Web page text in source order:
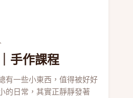
｜手作課程
有一些小東西，值得被好好
的日常，其實正靜靜發著